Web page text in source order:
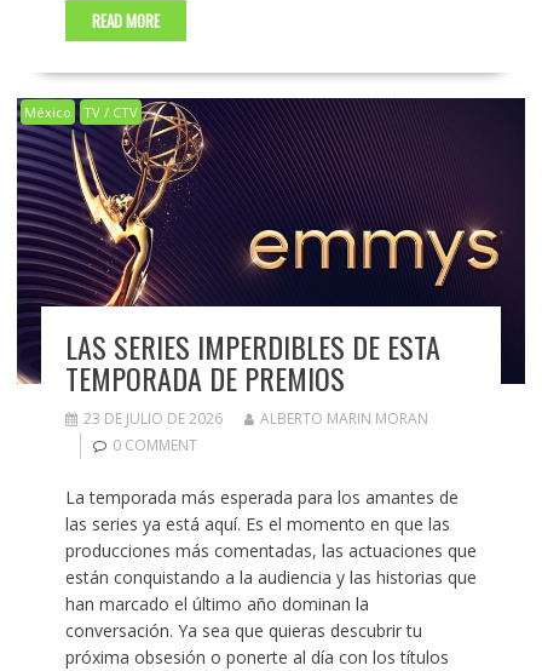
READ MORE
México TV / CTV
LAS SERIES IMPERDIBLES DE ESTA
TEMPORADA DE PREMIOS
23 DE JULIO DE 2026
ALBERTO MARIN MORAN
0 COMMENT
La temporada más esperada para los amantes de
las series ya está aquí. Es el momento en que las
producciones más comentadas, las actuaciones que
están conquistando a la audiencia y las historias que
han marcado el último año dominan la
conversación. Ya sea que quieras descubrir tu
próxima obsesión o ponerte al día con los títulos